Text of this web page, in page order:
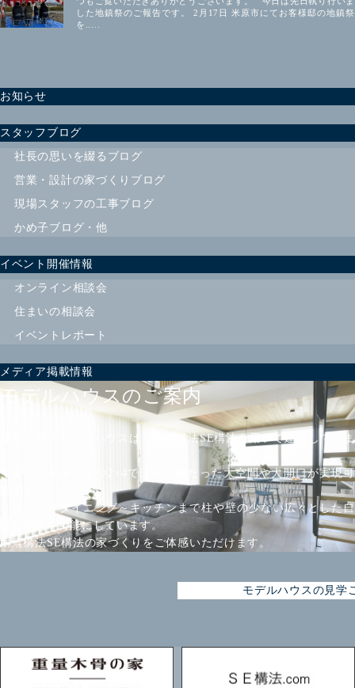
した地鎮祭のご報告です。 2月17日 米原市にてお客様邸の地鎮祭
を.....
お知らせ
スタッフブログ
社長の思いを綴るブログ
営業・設計の家づくりブログ
現場スタッフの工事ブログ
かめ子ブログ・他
イベント開催情報
オンライン相談会
住まいの相談会
イベントレポート
メディア掲載情報
モデルハウスのご案内
楠亀工務店モデルハウスは、耐震構法SE構法を用いて建築していま
今までの在来木造や2×4では不可能だった大空間や大開口が実現可
リビング～ダイニング～キッチンまで柱や壁の少ない広々とした自
由な空間を可能にしています。
耐震構法SE構法の家づくりをご体感いただけます。
モデルハウスの見学